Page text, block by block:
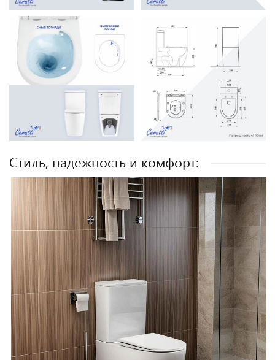
Стиль, надежность и комфорт: